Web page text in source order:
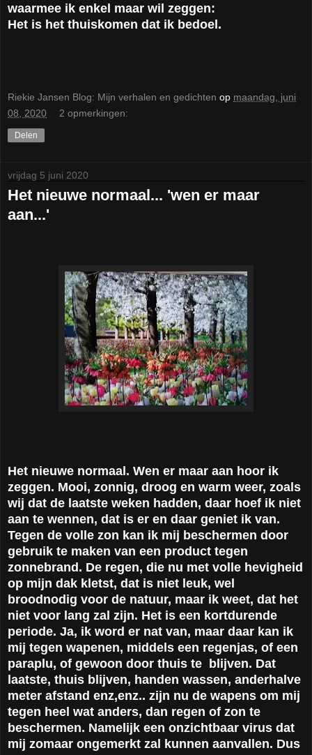
waarmee ik enkel maar wil zeggen:
Het is het thuiskomen dat ik bedoel.
Riekie Jansen Blog: Mijn verhalen en gedichten op maandag, juni
08, 2020
2 opmerkingen:
Delen
vrijdag 5 juni 2020
Het nieuwe normaal... 'wen er maar
aan...'
Het nieuwe normaal. Wen er maar aan hoor ik
zeggen. Mooi, zonnig, droog en warm weer, zoals
wij dat de laatste weken hadden, daar hoef ik niet
aan te wennen, dat is er en daar geniet ik van.
Tegen de volle zon kan ik mij beschermen door
gebruik te maken van een product tegen
zonnebrand. De regen, die nu met volle hevigheid
op mijn dak kletst, dat is niet leuk, wel
broodnodig voor de natuur, maar ik weet, dat het
niet voor lang zal zijn. Het is een kortdurende
periode. Ja, ik word er nat van, maar daar kan ik
mij tegen wapenen, middels een regenjas, of een
paraplu, of gewoon door thuis te blijven. Dat
laatste, thuis blijven, handen wassen, anderhalve
meter afstand enz,enz.. zijn nu de wapens om mij
tegen heel wat anders, dan regen of zon te
beschermen. Namelijk een onzichtbaar virus dat
mij zomaar ongemerkt zal kunnen aanvallen. Dus